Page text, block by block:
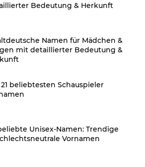
Bedeutung & Herkunft
Namen für Mädchen &
mit detaillierter Bedeutung &
beliebtesten Schauspieler
Unisex-Namen: Trendige
Vornamen